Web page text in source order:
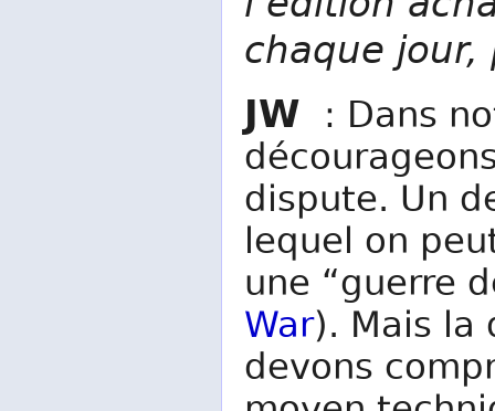
chaque jour,
JW : Dans
dispute. Un
lequel on
une “guerre
War). Mais la
devons